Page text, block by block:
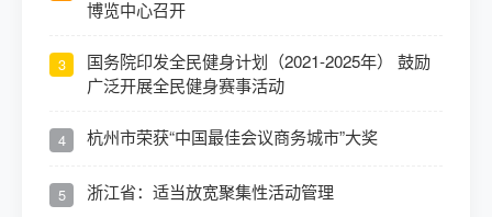
博览中心召开
3
国务院印发全民健身计划（2021-2025年） 鼓励
广泛开展全民健身赛事活动
4 杭州市荣获“中国最佳会议商务城市”大奖
5 浙江省：适当放宽聚集性活动管理